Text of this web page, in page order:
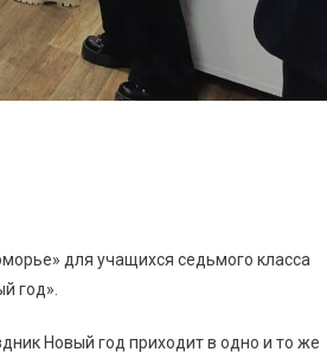
для учащихся седьмого класса
год».
Новый год приходит в одно и то же